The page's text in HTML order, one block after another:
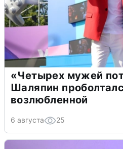
«Четырех мужей
Шаляпин
возлюбленной
6 августа 25